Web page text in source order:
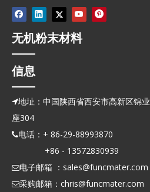
无机粉末材料
信息
地址：中国陕西省西安市高新区锦
座304
电话：+ 86-29-88993870
+86 - 13572830939
电子邮箱 ： sales@funcmater.com
采购邮箱： chris@funcmater.com